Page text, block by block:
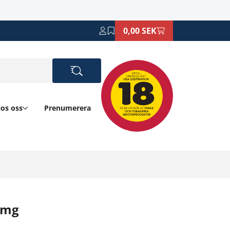
0,00 SEK
oss
Prenumerera